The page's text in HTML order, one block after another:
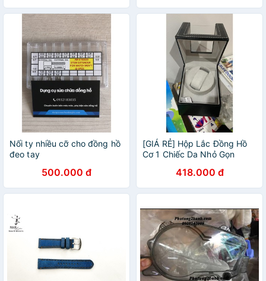
Nối ty nhiều cỡ cho đồng hồ
đeo tay
500.000 đ
[GIÁ RẺ] Hộp Lắc Đồng Hồ
Cơ 1 Chiếc Da Nhỏ Gọn
418.000 đ